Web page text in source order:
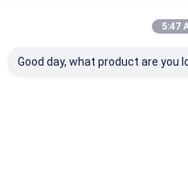
5:47
Good day, what product are you